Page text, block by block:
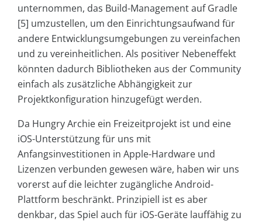
unternommen, das Build-Management auf Gradle
[5] umzustellen, um den Einrichtungsaufwand für
andere Entwicklungsumgebungen zu vereinfachen
und zu vereinheitlichen. Als positiver Nebeneffekt
könnten dadurch Bibliotheken aus der Community
einfach als zusätzliche Abhängigkeit zur
Projektkonfiguration hinzugefügt werden.
Da Hungry Archie ein Freizeitprojekt ist und eine
iOS-Unterstützung für uns mit
Anfangsinvestitionen in Apple-Hardware und
Lizenzen verbunden gewesen wäre, haben wir uns
vorerst auf die leichter zugängliche Android-
Plattform beschränkt. Prinzipiell ist es aber
denkbar, das Spiel auch für iOS-Geräte lauffähig zu